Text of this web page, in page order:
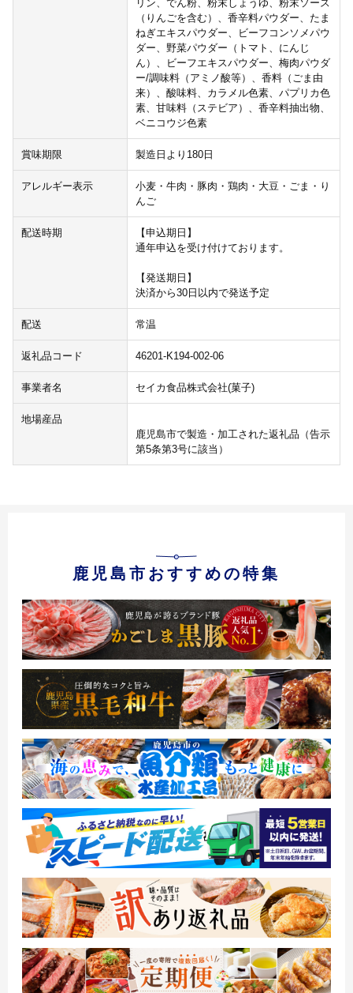
リン、でん粉、粉末しょうゆ、粉末ソース
（りんごを含む）、香辛料パウダー、たま
ねぎエキスパウダー、ビーフコンソメパウ
ダー、野菜パウダー（トマト、にんじ
ん）、ビーフエキスパウダー、梅肉パウダ
ー/調味料（アミノ酸等）、香料（ごま由
来）、酸味料、カラメル色素、パプリカ色
素、甘味料（ステビア）、香辛料抽出物、
ベニコウジ色素
賞味期限 製造日より180日
アレルギー表示
小麦・牛肉・豚肉・鶏肉・大豆・ごま・り
んご
配送時期
【申込期日】
通年申込を受け付けております。
【発送期日】
決済から30日以内で発送予定
配送 常温
返礼品コード 46201-K194-002-06
事業者名 セイカ食品株式会社(菓子)
地場産品
鹿児島市で製造・加工された返礼品（告示
第5条第3号に該当）
鹿児島市おすすめの特集